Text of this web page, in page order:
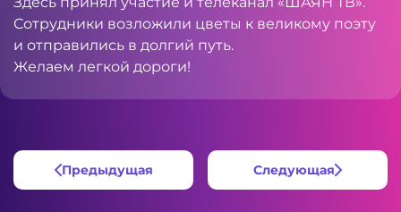
Сотрудники возложили цветы к великому поэту
и отправились в долгий путь.
Желаем легкой дороги!
Предыдущая Следующая